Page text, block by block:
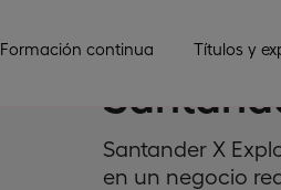
Formación continua Títulos y
Santander X
en un negocio